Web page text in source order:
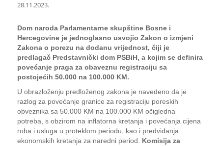
28.11.2023.
Dom naroda Parlamentarne skupštine Bosne i
Hercegovine je jednoglasno usvojio Zakon o izmjeni
Zakona o porezu na dodanu vrijednost, čiji je
predlagač Predstavnički dom PSBiH, a kojim se definira
povećanje praga za obaveznu registraciju sa
postojećih 50.000 na 100.000 KM.
U obrazloženju predloženog zakona je navedeno da je
razlog za povećanje granice za registraciju poreskih
obveznika sa 50.000 KM na 100.000 KM očigledna
potreba, s obzirom na inflatorna kretanja i povećanja cijena
roba i usluga u proteklom periodu, kao i predviđanja
ekonomskih kretanja za naredni period. Komisija za